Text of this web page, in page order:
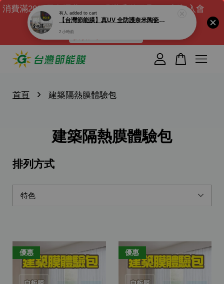
消費滿2000元免運費｜DIY膜滿千送工具組｜新加入會
員送$100元購物金 ( 滿千可現折)
折扣碼 : NEW100
首頁 › 建築隔熱膜體驗包
建築隔熱膜體驗包
排列方式
優惠 優惠
您的購物車目前還是空的。
有人 added to cart
【台灣節能膜】真UV 全防護奈米陶瓷膜 TC15-透光率14% 低內反光. 100%完全阻隔紫外線 UV400 光守衛 窗戶隔熱紙
2 小時前